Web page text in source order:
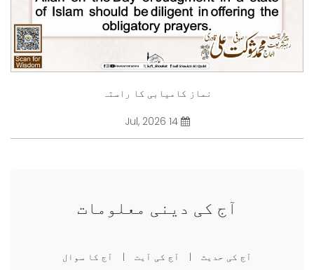
نماز کامیابی کا راستہ
14 Jul, 2026
آج کی دینی معلومات
آج کی حدیث | آج کی آیت | آج کا سوال